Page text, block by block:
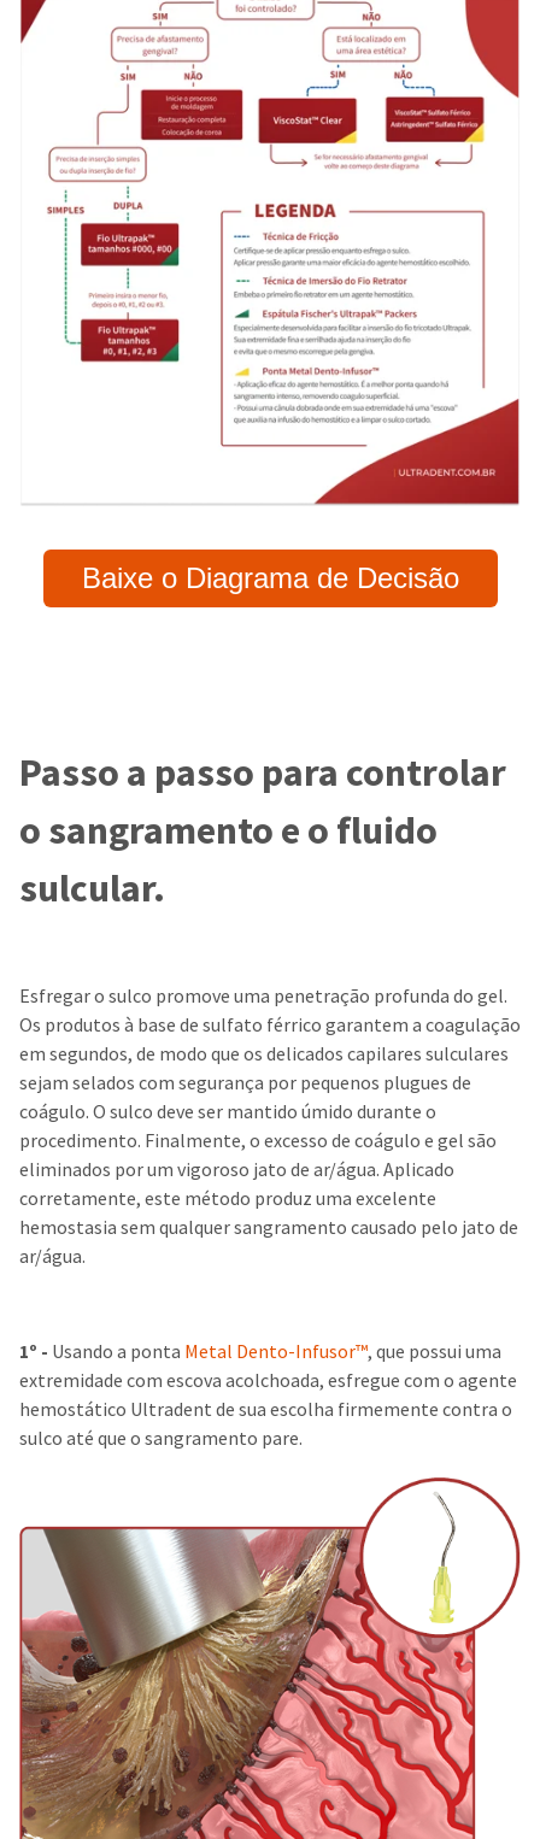
Baixe o Diagrama de Decisão
Passo a passo para controlar
o sangramento e o fluido
sulcular.
Esfregar o sulco promove uma penetração profunda do gel.
Os produtos à base de sulfato férrico garantem a coagulação
em segundos, de modo que os delicados capilares sulculares
sejam selados com segurança por pequenos plugues de
coágulo. O sulco deve ser mantido úmido durante o
procedimento. Finalmente, o excesso de coágulo e gel são
eliminados por um vigoroso jato de ar/água. Aplicado
corretamente, este método produz uma excelente
hemostasia sem qualquer sangramento causado pelo jato de
ar/água.
1º - Usando a ponta Metal Dento-Infusor™, que possui uma
extremidade com escova acolchoada, esfregue com o agente
hemostático Ultradent de sua escolha firmemente contra o
sulco até que o sangramento pare.